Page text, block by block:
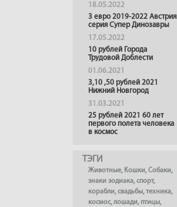
18.05.2022
3 евро 2019-2022 Австрия
серия Супер Динозавры
17.05.2022
10 рублей Города
Трудовой Доблести
01.06.2021
3,10 ,50 рублей 2021
Нижний Новгород
31.03.2021
25 рублей 2021 60 лет
первого полета человека
в космос
ТЭГИ
Животные, Кошки,Собаки,
знаки зодиака,спорт,
корабли,свадьбы,техника,
космос,лошади, птицы,